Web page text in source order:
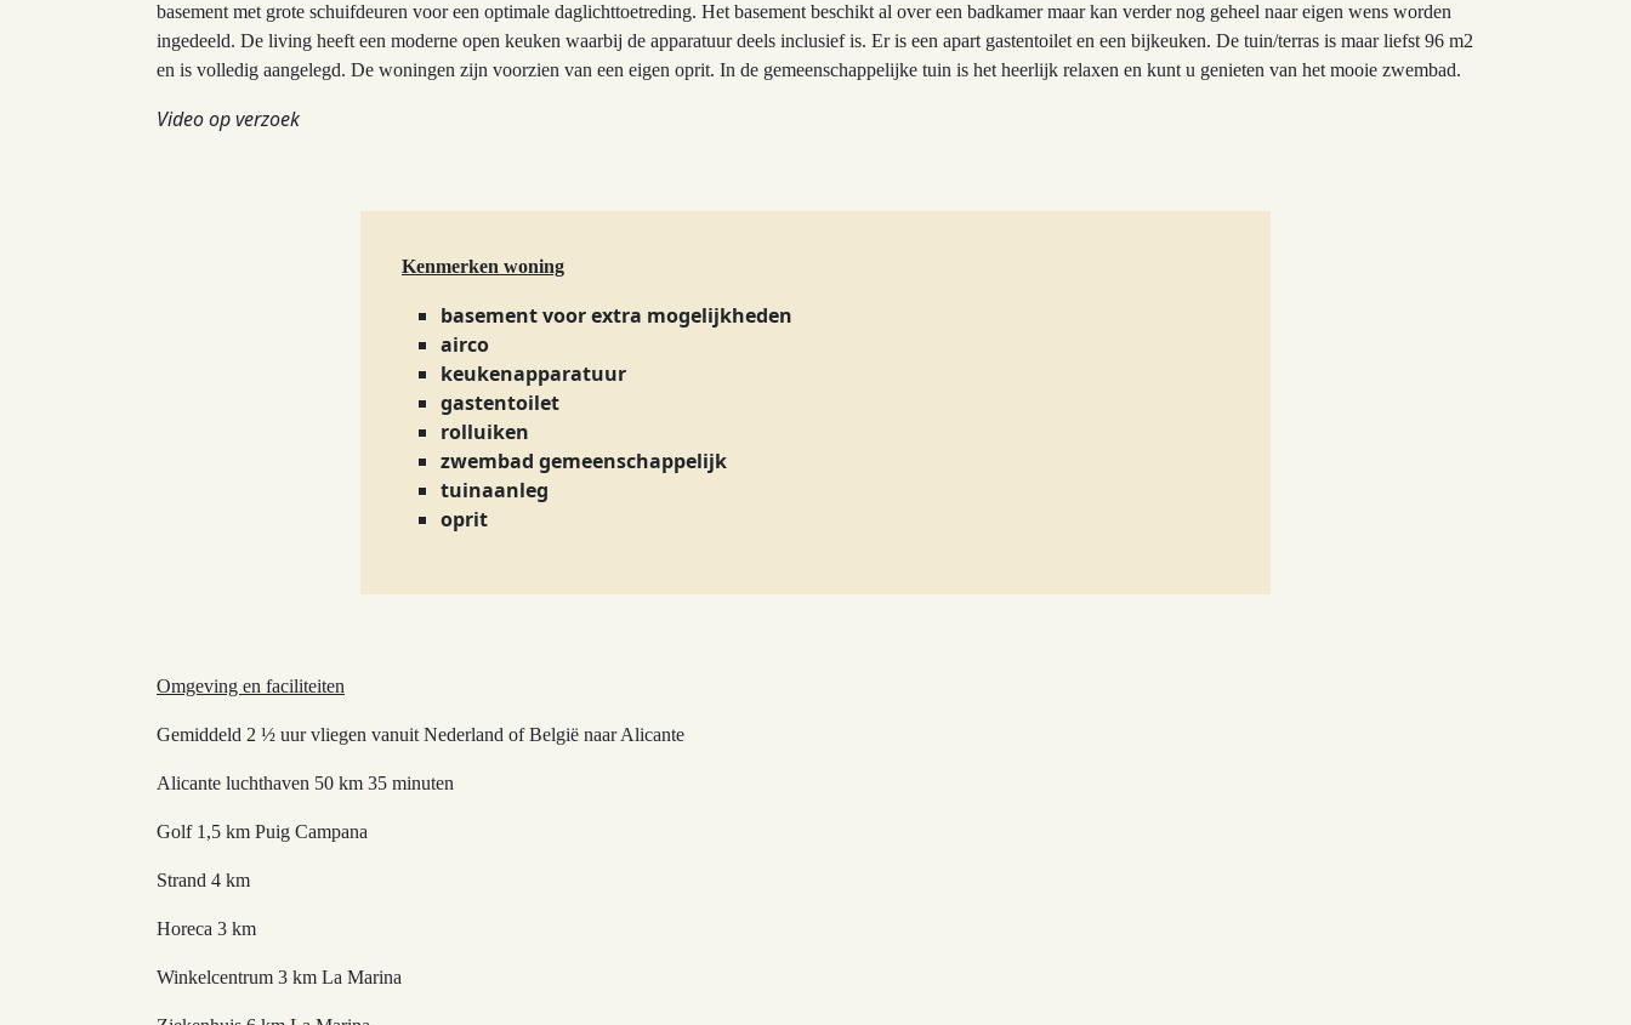
basement met grote schuifdeuren voor een optimale daglichttoetreding. Het basement beschikt al over een badkamer maar kan verder nog geheel naar eigen wens worden
ingedeeld. De living heeft een moderne open keuken waarbij de apparatuur deels inclusief is. Er is een apart gastentoilet en een bijkeuken. De tuin/terras is maar liefst 96 m2
en is volledig aangelegd. De woningen zijn voorzien van een eigen oprit. In de gemeenschappelijke tuin is het heerlijk relaxen en kunt u genieten van het mooie zwembad.
Video op verzoek
Kenmerken woning
basement voor extra mogelijkheden
airco
keukenapparatuur
gastentoilet
rolluiken
zwembad gemeenschappelijk
tuinaanleg
oprit
Omgeving en faciliteiten
Gemiddeld 2 ½ uur vliegen vanuit Nederland of België naar Alicante
Alicante luchthaven 50 km 35 minuten
Golf 1,5 km Puig Campana
Strand 4 km
Horeca 3 km
Winkelcentrum 3 km La Marina